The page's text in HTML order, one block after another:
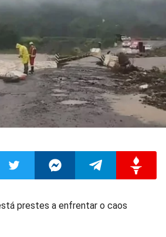
CompartilharCompartilhar
prestes a enfrentar o caos